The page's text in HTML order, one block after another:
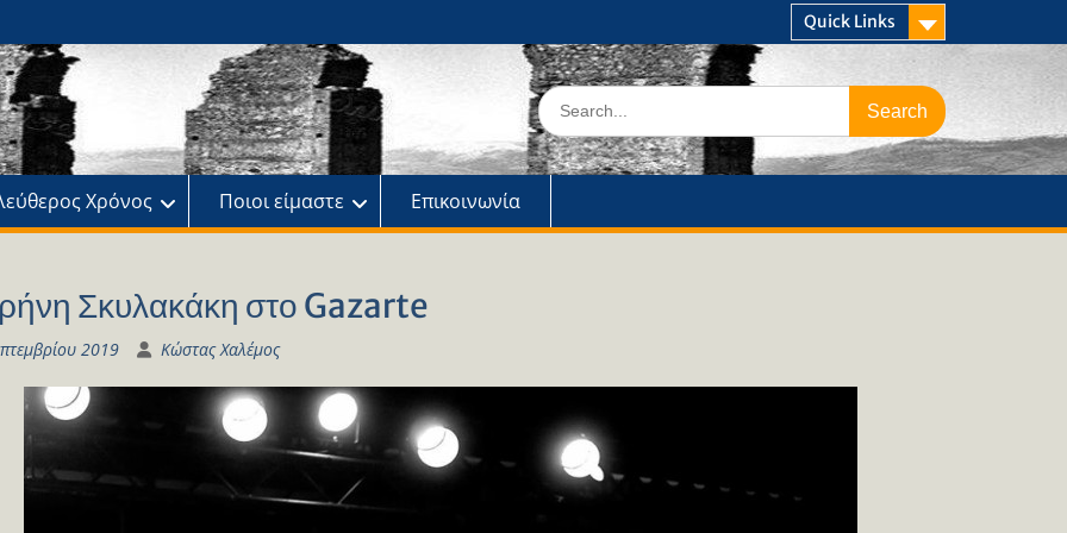
Quick Links
Search
for:
Χρόνος Ποιοι είμαστε Επικοινωνία
Σκυλακάκη στο Gazarte
2019 Κώστας Χαλέμος